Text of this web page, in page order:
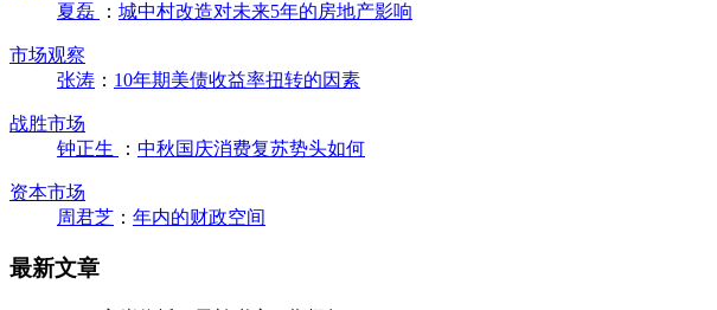
夏磊
： 城中村改造对未来5年的房地产影响
市场观察
张涛 ： 10年期美债收益率扭转的因素
战胜市场
钟正生
： 中秋国庆消费复苏势头如何
资本市场
周君芝 ： 年内的财政空间
最新文章